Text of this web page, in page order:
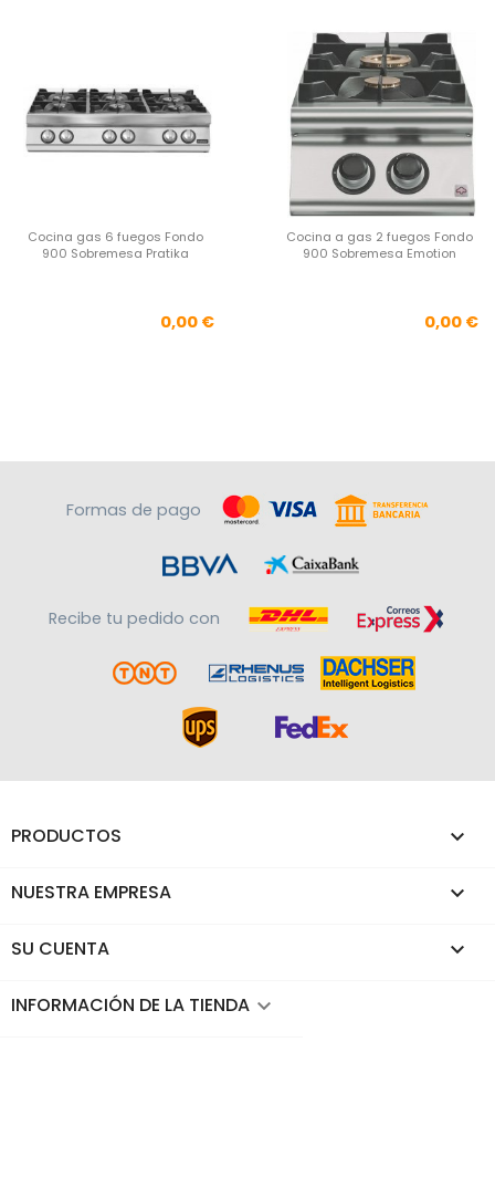
Cocina gas 6 fuegos Fondo
900 Sobremesa Pratika
Precio
0,00 €
Cocina a gas 2 fuegos Fondo
900 Sobremesa Emotion
0,00 €
Formas de pago
Recibe tu pedido con
PRODUCTOS 
NUESTRA EMPRESA 
SU CUENTA 
INFORMACIÓN DE LA TIENDA keyboard_arrow_down